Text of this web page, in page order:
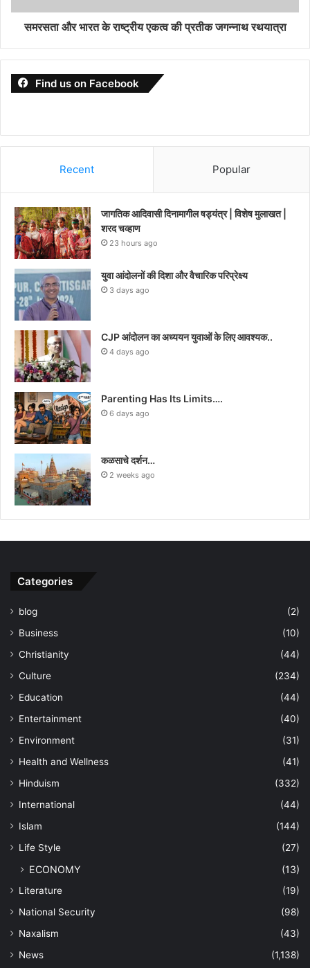
समरसता और भारत के राष्ट्रीय एकत्व की प्रतीक जगन्नाथ रथयात्रा
Find us on Facebook
Recent Popular
जागतिक आदिवासी दिनामागील षड्यंत्र | विशेष मुलाखत |
शरद चव्हाण
23 hours ago
युवा आंदोलनों की दिशा और वैचारिक परिप्रेक्ष्य
3 days ago
CJP आंदोलन का अध्ययन युवाओं के लिए आवश्यक..
4 days ago
Parenting Has Its Limits….
6 days ago
कळसाचे दर्शन…
2 weeks ago
Categories
blog
(2)
Business
(10)
Christianity
(44)
Culture
(234)
Education
(44)
Entertainment
(40)
Environment
(31)
Health and Wellness
(41)
Hinduism
(332)
International
(44)
Islam
(144)
Life Style
(27)
ECONOMY (13)
Literature
(19)
National Security
(98)
Naxalism
(43)
News
(1,138)